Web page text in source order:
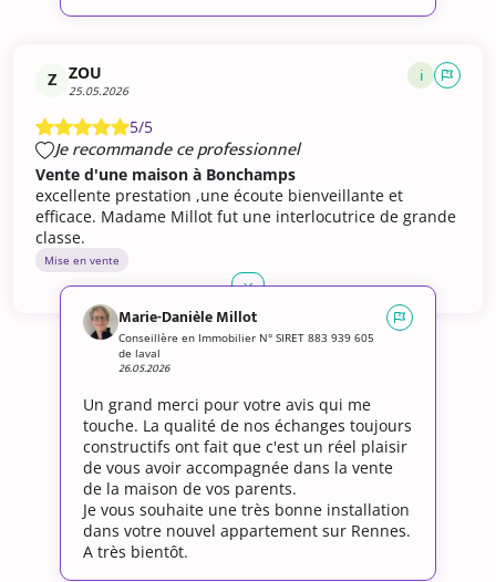
Z ZOU
25.05.2026
i
5/5
Je recommande ce professionnel
Vente d'une maison à Bonchamps
excellente prestation ,une écoute bienveillante et
efficace. Madame Millot fut une interlocutrice de grande
classe.
Mise en vente
Marie-Danièle Millot
Conseillère en Immobilier N° SIRET 883 939 605
de laval
26.05.2026
Un grand merci pour votre avis qui me
touche. La qualité de nos échanges toujours
constructifs ont fait que c'est un réel plaisir
de vous avoir accompagnée dans la vente
de la maison de vos parents.
Je vous souhaite une très bonne installation
dans votre nouvel appartement sur Rennes.
A très bientôt.